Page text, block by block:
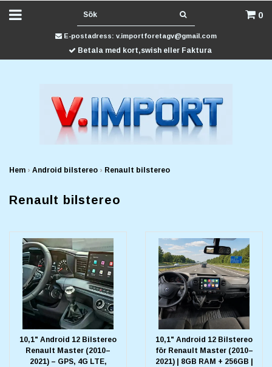
0
E-postadress: v.importforetagv@gmail.com
Betala med kort,swish eller Faktura
Hem › Android bilstereo › Renault bilstereo
Renault bilstereo
10,1" Android 12 Bilstereo
Renault Master (2010–
2021) – GPS, 4G LTE,
10,1" Android 12 Bilstereo
för Renault Master (2010–
2021) | 8GB RAM + 256GB |